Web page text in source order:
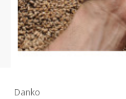
Danko